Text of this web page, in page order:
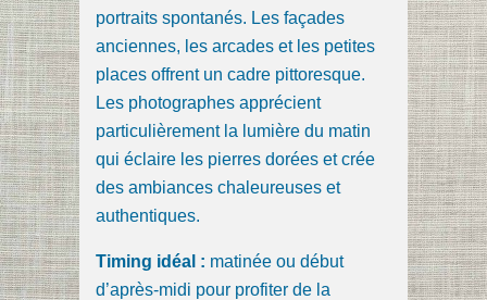
portraits spontanés. Les façades
anciennes, les arcades et les petites
places offrent un cadre pittoresque.
Les photographes apprécient
particulièrement la lumière du matin
qui éclaire les pierres dorées et crée
des ambiances chaleureuses et
authentiques.
Timing idéal : matinée ou début
d’après-midi pour profiter de la